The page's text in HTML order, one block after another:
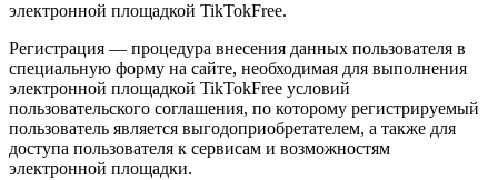
электронной площадкой TikTokFree.
Регистрация — процедура внесения данных пользователя в
специальную форму на сайте, необходимая для выполнения
электронной площадкой TikTokFree условий
пользовательского соглашения, по которому регистрируемый
пользователь является выгодоприобретателем, а также для
доступа пользователя к сервисам и возможностям
электронной площадки.